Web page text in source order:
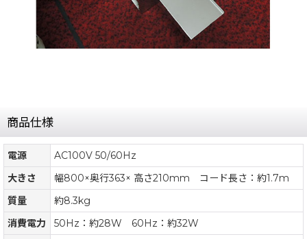
商品仕様
電源
AC100V 50/60Hz
大きさ
幅800×奥行363× 高さ210mm コード長さ：約1.7m
質量
約8.3kg
消費電力
50Hz：約28W 60Hz：約32W